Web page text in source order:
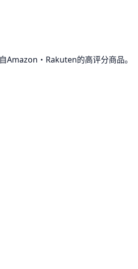
Amazon・Rakuten的高评分商品。